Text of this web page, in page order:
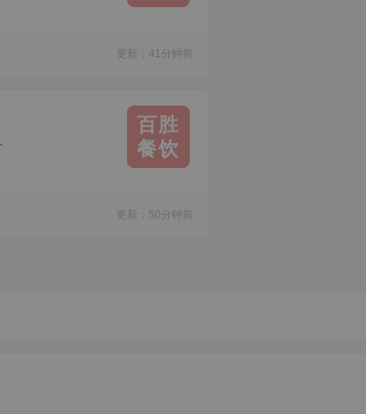
更新：41分钟前
百胜
餐饮
更新：50分钟前